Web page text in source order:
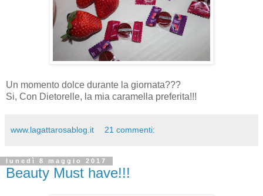
Un momento dolce durante la giornata???
Si, Con Dietorelle, la mia caramella preferita!!!
www.lagattarosablog.it 21 commenti:
lunedì 8 maggio 2017
Beauty Must have!!!